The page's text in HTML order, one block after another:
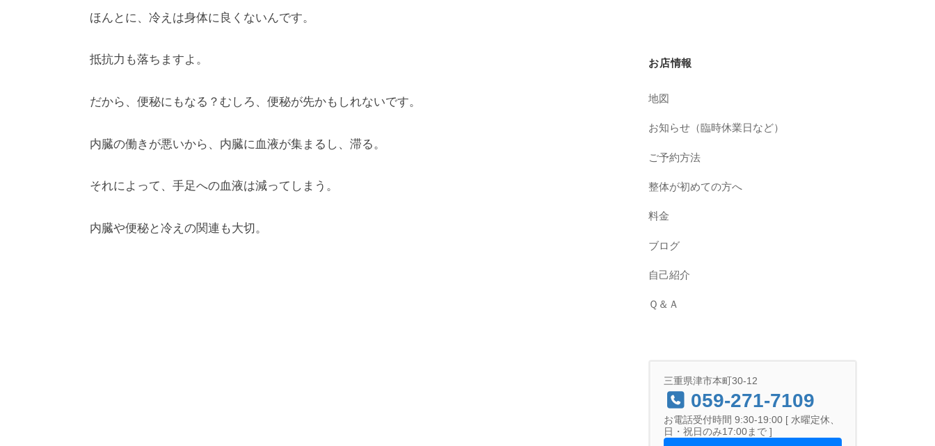
ほんとに、冷えは身体に良くないんです。
抵抗力も落ちますよ。
だから、便秘にもなる？むしろ、便秘が先かもしれないです。
内臓の働きが悪いから、内臓に血液が集まるし、滞る。
それによって、手足への血液は減ってしまう。
内臓や便秘と冷えの関連も大切。
お店情報
地図
お知らせ（臨時休業日など）
ご予約方法
整体が初めての方へ
料金
ブログ
自己紹介
Ｑ＆Ａ
三重県津市本町30-12
059-271-7109
お電話受付時間 9:30-19:00 [ 水曜定休、
日・祝日のみ17:00まで ]